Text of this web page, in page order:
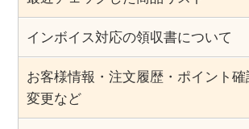
インボイス対応の領収書について
お客様情報・注文履歴・ポイント
変更など